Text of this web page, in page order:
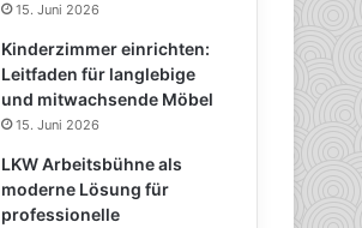
15. Juni 2026
Kinderzimmer einrichten:
Leitfaden für langlebige
und mitwachsende Möbel
15. Juni 2026
LKW Arbeitsbühne als
moderne Lösung für
professionelle